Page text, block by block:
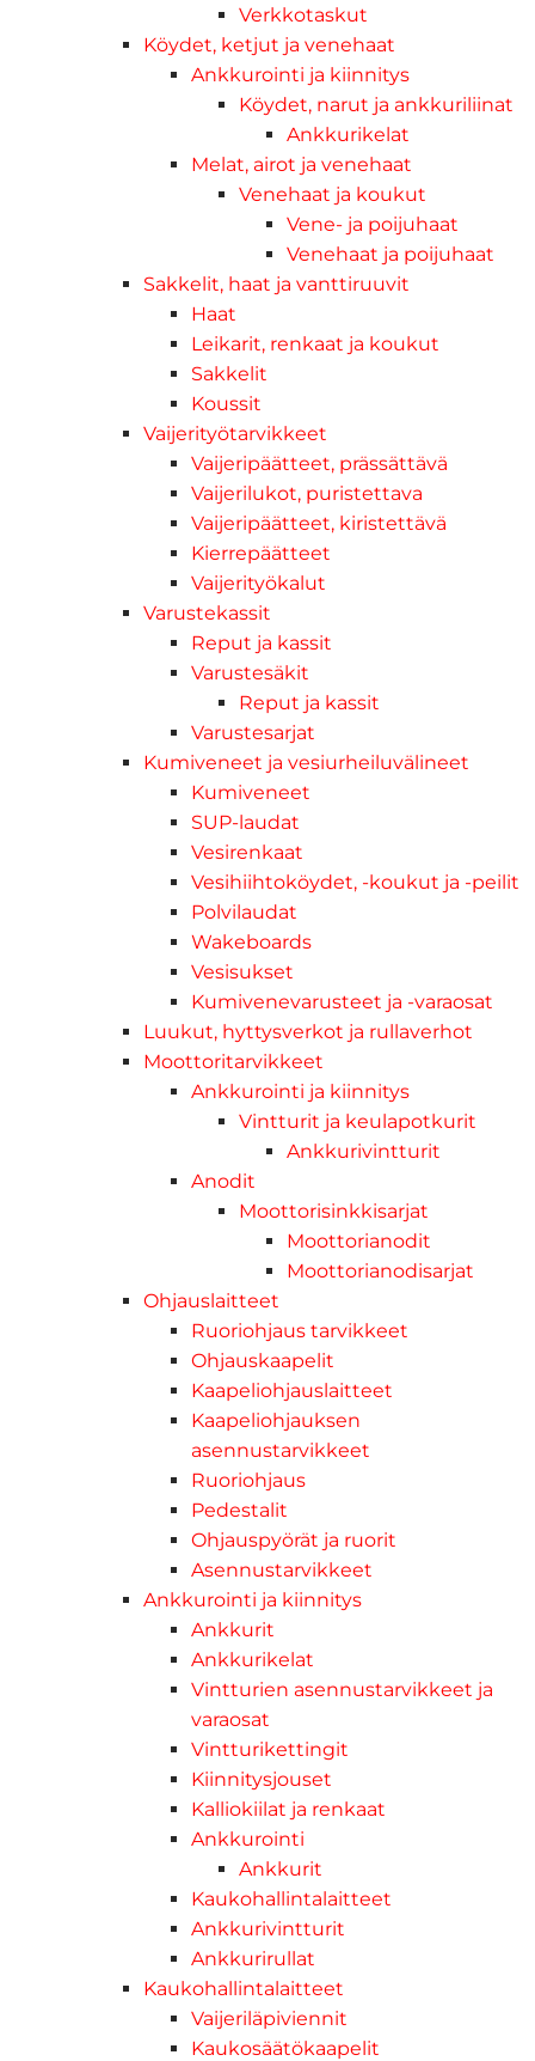
Verkkotaskut
Köydet, ketjut ja venehaat
Ankkurointi ja kiinnitys
Köydet, narut ja ankkuriliinat
Ankkurikelat
Melat, airot ja venehaat
Venehaat ja koukut
Vene- ja poijuhaat
Venehaat ja poijuhaat
Sakkelit, haat ja vanttiruuvit
Haat
Leikarit, renkaat ja koukut
Sakkelit
Koussit
Vaijerityötarvikkeet
Vaijeripäätteet, prässättävä
Vaijerilukot, puristettava
Vaijeripäätteet, kiristettävä
Kierrepäätteet
Vaijerityökalut
Varustekassit
Reput ja kassit
Varustesäkit
Reput ja kassit
Varustesarjat
Kumiveneet ja vesiurheiluvälineet
Kumiveneet
SUP-laudat
Vesirenkaat
Vesihiihtoköydet, -koukut ja -peilit
Polvilaudat
Wakeboards
Vesisukset
Kumivenevarusteet ja -varaosat
Luukut, hyttysverkot ja rullaverhot
Moottoritarvikkeet
Ankkurointi ja kiinnitys
Vintturit ja keulapotkurit
Ankkurivintturit
Anodit
Moottorisinkkisarjat
Moottorianodit
Moottorianodisarjat
Ohjauslaitteet
Ruoriohjaus tarvikkeet
Ohjauskaapelit
Kaapeliohjauslaitteet
Kaapeliohjauksen
asennustarvikkeet
Ruoriohjaus
Pedestalit
Ohjauspyörät ja ruorit
Asennustarvikkeet
Ankkurointi ja kiinnitys
Ankkurit
Ankkurikelat
Vintturien asennustarvikkeet ja
varaosat
Vintturikettingit
Kiinnitysjouset
Kalliokiilat ja renkaat
Ankkurointi
Ankkurit
Kaukohallintalaitteet
Ankkurivintturit
Ankkurirullat
Kaukohallintalaitteet
Vaijeriläpiviennit
Kaukosäätökaapelit